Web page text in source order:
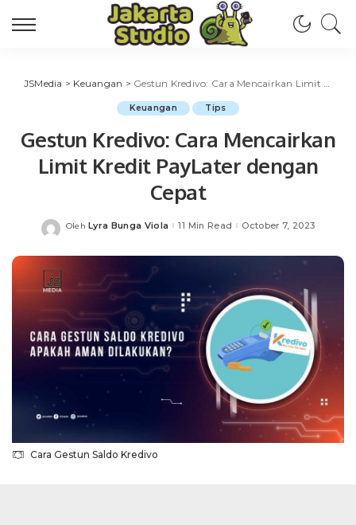
JSMedia > Keuangan > Gestun Kredivo: Cara Mencairkan Limit Kredit PayLater dengan Cepat
Keuangan Tips
Gestun Kredivo: Cara Mencairkan
Limit Kredit PayLater dengan
Cepat
Posted
Oleh Lyra Bunga Viola 11 Min Read October 7, 2023
Cara Gestun Saldo Kredivo